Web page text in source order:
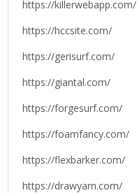
https://killerwebapp.com/
https://hccsite.com/
https://gerisurf.com/
https://giantal.com/
https://forgesurf.com/
https://foamfancy.com/
https://flexbarker.com/
https://drawyarn.com/